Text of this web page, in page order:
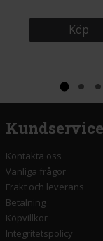
Köp
Kundservice
Kontakta oss
Vanliga frågor
Frakt och leverans
Betalning
Köpvillkor
Integritetspolicy